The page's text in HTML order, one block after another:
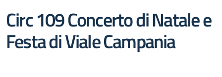
Circ 109 Concerto di Natale e
Festa di Viale Campania